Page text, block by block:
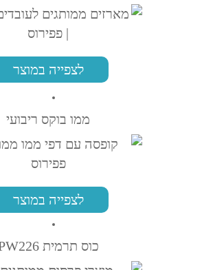
לצפייה במוצר
ממו בוקס ריבועי
לצפייה במוצר
כוס תרמית PW226